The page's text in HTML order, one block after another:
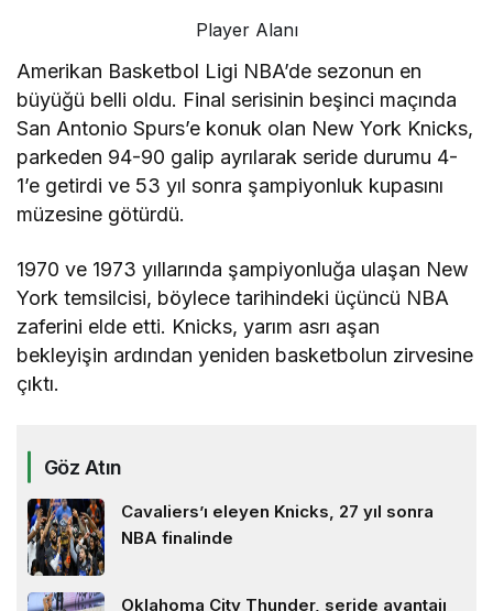
Player Alanı
Amerikan Basketbol Ligi NBA’de sezonun en
büyüğü belli oldu. Final serisinin beşinci maçında
San Antonio Spurs’e konuk olan New York Knicks,
parkeden 94-90 galip ayrılarak seride durumu 4-
1’e getirdi ve 53 yıl sonra şampiyonluk kupasını
müzesine götürdü.
1970 ve 1973 yıllarında şampiyonluğa ulaşan New
York temsilcisi, böylece tarihindeki üçüncü NBA
zaferini elde etti. Knicks, yarım asrı aşan
bekleyişin ardından yeniden basketbolun zirvesine
çıktı.
Göz Atın
Cavaliers’ı eleyen Knicks, 27 yıl sonra
NBA finalinde
Oklahoma City Thunder, seride avantajı